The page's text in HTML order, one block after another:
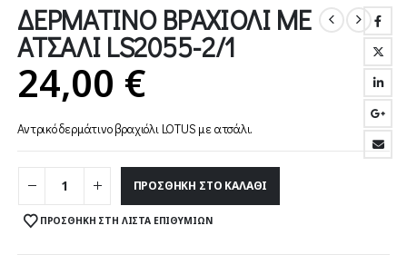
ΔΕΡΜΑΤΙΝΟ ΒΡΑΧΙΟΛΙ ΜΕ
ΑΤΣΑΛΙ LS2055-2/1
24,00 €
Αντρικό δερμάτινο βραχιόλι LOTUS με ατσάλι.
ΠΡΟΣΘΉΚΗ ΣΤΟ ΚΑΛΆΘΙ
ΠΡΟΣΘΉΚΗ ΣΤΗ ΛΊΣΤΑ ΕΠΙΘΥΜΙΏΝ